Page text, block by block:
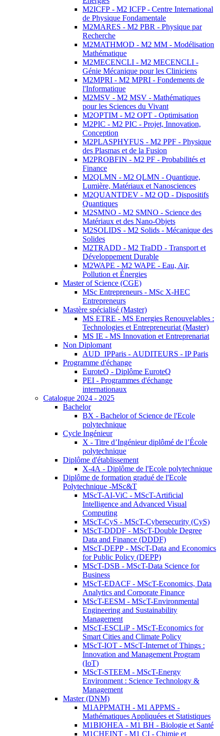
M2ICFP - M2 ICFP - Centre International
de Physique Fondamentale
M2MARES - M2 PBR - Physique par
Recherche
M2MATHMOD - M2 MM - Modélisation
Mathématique
M2MECENCLI - M2 MECENCLI -
Génie Mécanique pour les Cliniciens
M2MPRI - M2 MPRI - Fondements de
l'Informatique
M2MSV - M2 MSV - Mathématiques
pour les Sciences du Vivant
M2OPTIM - M2 OPT - Optimisation
M2PIC - M2 PIC - Projet, Innovation,
Conception
M2PLASPHYFUS - M2 PPF - Physique
des Plasmas et de la Fusion
M2PROBFIN - M2 PF - Probabilités et
Finance
M2QLMN - M2 QLMN - Quantique,
Lumière, Matériaux et Nanosciences
M2QUANTDEV - M2 QD - Dispositifs
Quantiques
M2SMNO - M2 SMNO - Science des
Matériaux et des Nano-Objets
M2SOLIDS - M2 Solids - Mécanique des
Solides
M2TRADD - M2 TraDD - Transport et
Développement Durable
M2WAPE - M2 WAPE - Eau, Air,
Pollution et Énergies
Master of Science (CGE)
MSc Entrepreneurs - MSc X-HEC
Entrepreneurs
Mastère spécialisé (Master)
MS ETRE - MS Energies Renouvelables :
Technologies et Entrepreneuriat (Master)
MS IE - MS Innovation et Entreprenariat
Non Diplomant
AUD_IPParis - AUDITEURS - IP Paris
Programme d'échange
EuroteQ - Diplôme EuroteQ
PEI - Programmes d'échange
internationaux
Catalogue 2024 - 2025
Bachelor
BX - Bachelor of Science de l'Ecole
polytechnique
Cycle Ingénieur
X - Titre d’Ingénieur diplômé de l’École
polytechnique
Diplôme d'établissement
X-4A - Diplôme de l'Ecole polytechnique
Diplôme de formation gradué de l'Ecole
Polytechnique -MSc&T
MScT-AI-ViC - MScT-Artificial
Intelligence and Advanced Visual
Computing
MScT-CyS - MScT-Cybersecurity (CyS)
MScT-DDDF - MScT-Double Degree
Data and Finance (DDDF)
MScT-DEPP - MScT-Data and Economics
for Public Policy (DEPP)
MScT-DSB - MScT-Data Science for
Business
MScT-EDACF - MScT-Economics, Data
Analytics and Corporate Finance
MScT-EESM - MScT-Environmental
Engineering and Sustainability
Management
MScT-ESCLiP - MScT-Economics for
Smart Cities and Climate Policy
MScT-IOT - MScT-Internet of Things :
Innovation and Management Program
(IoT)
MScT-STEEM - MScT-Energy
Environment : Science Technology &
Management
Master (DNM)
M1APPMATH - M1 APPMS -
Mathématiques Appliquées et Statistiques
M1BIOHEA - M1 BH - Biologie et Santé
M1CHEINT - M1 CI - Chimie et